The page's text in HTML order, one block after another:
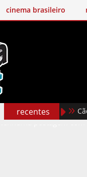
cinema brasileiro
recentes Cães
Nenhuma postagem